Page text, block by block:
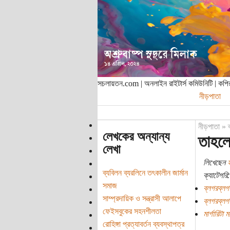
সচলায়তন.com | অনলাইন রাইটার্স কমিউনিটি |
নীড়পাতা
লেখকের অন্যান্য
লেখা
ব্যবিলন ব্যরলিনে তৎকালীন জার্মান
সমাজ
সাম্প্রদায়িক ও সন্ত্রাসী আলাপে
ফেইসবুকের সহনশীলতা
রোহিঙ্গা প্রত্যাবর্তন ব্যবস্থাপত্র
নীড়পাতা»
লিখেছেন
ক্যাটেগরি:
মার্গারিটা